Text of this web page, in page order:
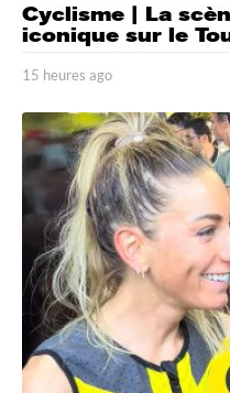
Cyclisme | La
iconique sur le
15 heures ago
h
e
u
r
e
s
a
g
o